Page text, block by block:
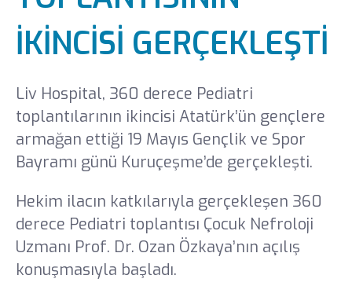
Ödüllerimiz
İnsan Kaynakları
Haberler ve Etkinlikler
Basında Biz
Sponsorluklar
İKİNCİSİ GERÇEKLEŞTİ
Liv Hospital, 360 derece Pediatri
toplantılarının ikincisi Atatürk’ün gençlere
armağan ettiği 19 Mayıs Gençlik ve Spor
Bayramı günü Kuruçeşme’de gerçekleşti.
Hekim ilacın katkılarıyla gerçekleşen 360
derece Pediatri toplantısı Çocuk Nefroloji
Uzmanı Prof. Dr. Ozan Özkaya’nın açılış
konuşmasıyla başladı.